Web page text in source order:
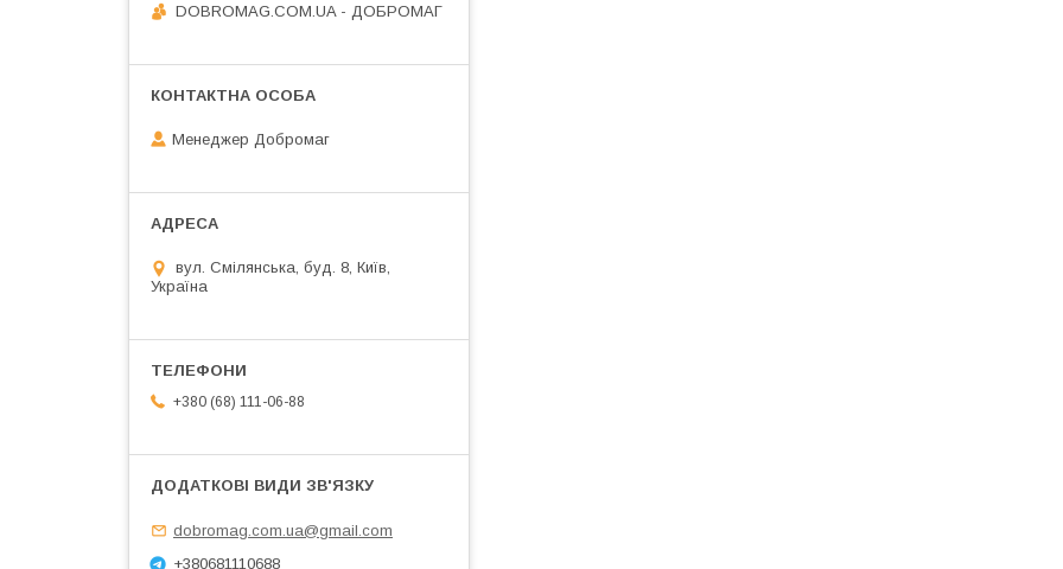
DOBROMAG.COM.UA - ДОБРОМАГ
Менеджер Добромаг
вул. Смілянська, буд. 8, Київ,
Україна
+380 (68) 111-06-88
dobromag.com.ua@gmail.com
+380681110688